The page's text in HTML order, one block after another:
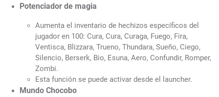
Potenciador de magia
Aumenta el inventario de hechizos específicos del
jugador en 100: Cura, Cura, Curaga, Fuego, Fira,
Ventisca, Blizzara, Trueno, Thundara, Sueño, Ciego,
Silencio, Berserk, Bio, Esuna, Aero, Confundir, Romper,
Zombi.
Esta función se puede activar desde el launcher.
Mundo Chocobo